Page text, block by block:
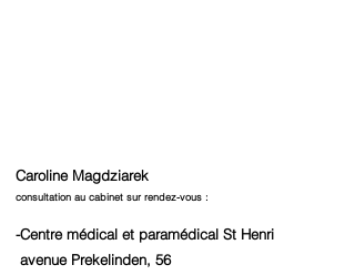
Caroline Magdziarek ​
consultation au cabinet sur rendez-vous :
-Centre médical et paramédical St Henri
avenue Prekelinden, 56